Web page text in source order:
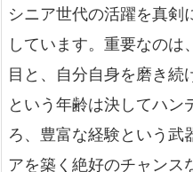
シニア世代の活躍を真剣
しています。重要なのは
目と、自分自身を磨き続
という年齢は決してハン
ろ、豊富な経験という武
アを築く絶好のチャンス